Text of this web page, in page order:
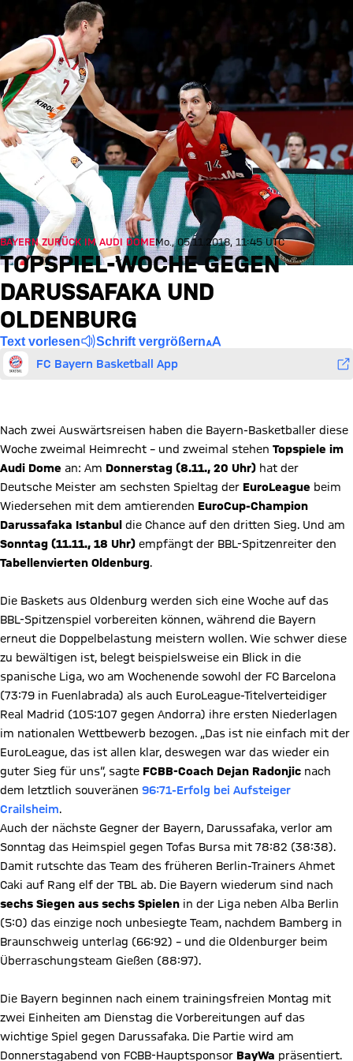
BAYERN ZURÜCK IM AUDI DOMEMo., 05.11.2018, 11:45 UTC
TOPSPIEL-WOCHE GEGEN
DARUSSAFAKA UND
OLDENBURG
Text vorlesen Schrift vergrößern
FC Bayern Basketball App
Nach zwei Auswärtsreisen haben die Bayern-Basketballer diese
Woche zweimal Heimrecht – und zweimal stehen Topspiele im
Audi Dome an: Am Donnerstag (8.11., 20 Uhr) hat der
Deutsche Meister am sechsten Spieltag der EuroLeague beim
Wiedersehen mit dem amtierenden EuroCup-Champion
Darussafaka Istanbul die Chance auf den dritten Sieg. Und am
Sonntag (11.11., 18 Uhr) empfängt der BBL-Spitzenreiter den
Tabellenvierten Oldenburg.
Die Baskets aus Oldenburg werden sich eine Woche auf das
BBL-Spitzenspiel vorbereiten können, während die Bayern
erneut die Doppelbelastung meistern wollen. Wie schwer diese
zu bewältigen ist, belegt beispielsweise ein Blick in die
spanische Liga, wo am Wochenende sowohl der FC Barcelona
(73:79 in Fuenlabrada) als auch EuroLeague-Titelverteidiger
Real Madrid (105:107 gegen Andorra) ihre ersten Niederlagen
im nationalen Wettbewerb bezogen. „Das ist nie einfach mit der
EuroLeague, das ist allen klar, deswegen war das wieder ein
guter Sieg für uns“, sagte FCBB-Coach Dejan Radonjic nach
dem letztlich souveränen 96:71-Erfolg bei Aufsteiger
Crailsheim.
Auch der nächste Gegner der Bayern, Darussafaka, verlor am
Sonntag das Heimspiel gegen Tofas Bursa mit 78:82 (38:38).
Damit rutschte das Team des früheren Berlin-Trainers Ahmet
Caki auf Rang elf der TBL ab. Die Bayern wiederum sind nach
sechs Siegen aus sechs Spielen in der Liga neben Alba Berlin
(5:0) das einzige noch unbesiegte Team, nachdem Bamberg in
Braunschweig unterlag (66:92) – und die Oldenburger beim
Überraschungsteam Gießen (88:97).
Die Bayern beginnen nach einem trainingsfreien Montag mit
zwei Einheiten am Dienstag die Vorbereitungen auf das
wichtige Spiel gegen Darussafaka. Die Partie wird am
Donnerstagabend von FCBB-Hauptsponsor BayWa präsentiert.